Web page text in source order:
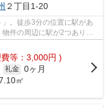
２丁目1-20
。徒歩3分の位置に駅があ
件の周辺に駅が2つあり、
等：3,000円 )
礼金 0ヶ月
㎡